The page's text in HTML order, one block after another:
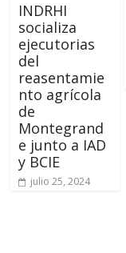
INDRHI
socializa
ejecutorias
del
reasentamie
nto agrícola
de
Montegrand
e junto a IAD
y BCIE
julio 25, 2024